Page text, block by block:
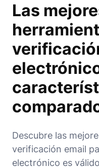
Las
Descubre las
verificación email
electrónico es